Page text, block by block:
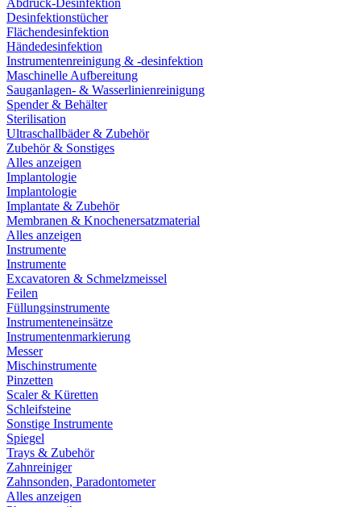
Abdruck-Desinfektion
Desinfektionstücher
Flächendesinfektion
Händedesinfektion
Instrumentenreinigung & -desinfektion
Maschinelle Aufbereitung
Sauganlagen- & Wasserlinienreinigung
Spender & Behälter
Sterilisation
Ultraschallbäder & Zubehör
Zubehör & Sonstiges
Alles anzeigen
Implantologie
Implantologie
Implantate & Zubehör
Membranen & Knochenersatzmaterial
Alles anzeigen
Instrumente
Instrumente
Excavatoren & Schmelzmeissel
Feilen
Füllungsinstrumente
Instrumenteneinsätze
Instrumentenmarkierung
Messer
Mischinstrumente
Pinzetten
Scaler & Küretten
Schleifsteine
Sonstige Instrumente
Spiegel
Trays & Zubehör
Zahnreiniger
Zahnsonden, Paradontometer
Alles anzeigen